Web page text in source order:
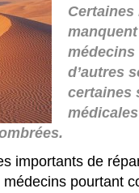
médecins
d’autres
certaines
importants de
pourtant